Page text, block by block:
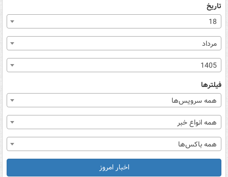
تاریخ
18
مرداد
1405
فیلترها
همه سرویس‌ها
همه انواع خبر
همه باکس‌ها
اخبار امروز